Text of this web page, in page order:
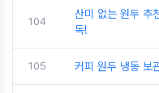
104
산미 없는 원두 추
독!
105 커피 원두 냉동 보